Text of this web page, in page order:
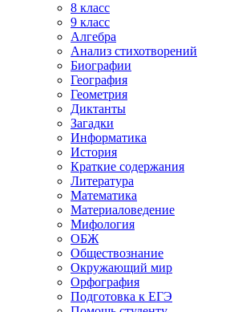
8 класс
9 класс
Алгебра
Анализ стихотворений
Биографии
География
Геометрия
Диктанты
Загадки
Информатика
История
Краткие содержания
Литература
Математика
Материаловедение
Мифология
ОБЖ
Обществознание
Окружающий мир
Орфография
Подготовка к ЕГЭ